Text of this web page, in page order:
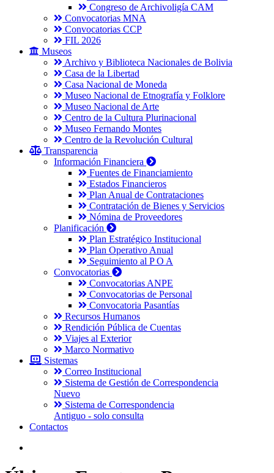
Congreso de Archivoligía CAM
Convocatorias MNA
Convocatorias CCP
FIL 2026
Museos
Archivo y Biblioteca Nacionales de Bolivia
Casa de la Libertad
Casa Nacional de Moneda
Museo Nacional de Etnografía y Folklore
Museo Nacional de Arte
Centro de la Cultura Plurinacional
Museo Fernando Montes
Centro de la Revolución Cultural
Transparencia
Información Financiera
Fuentes de Financiamiento
Estados Financieros
Plan Anual de Contrataciones
Contratación de Bienes y Servicios
Nómina de Proveedores
Planificación
Plan Estratégico Institucional
Plan Operativo Anual
Seguimiento al P O A
Convocatorias
Convocatorias ANPE
Convocatorias de Personal
Convocatoria Pasantías
Recursos Humanos
Rendición Pública de Cuentas
Viajes al Exterior
Marco Normativo
Sistemas
Correo Institucional
Sistema de Gestión de Correspondencia
Nuevo
Sistema de Correspondencia
Antiguo - solo consulta
Contactos